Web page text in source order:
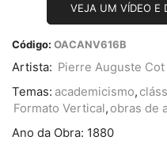
VEJA UM VÍDEO E
Código: OACANV616B
Artista: Pierre Auguste Cot
Temas: academicismo,
Formato Vertical, obras de
Ano da Obra: 1880